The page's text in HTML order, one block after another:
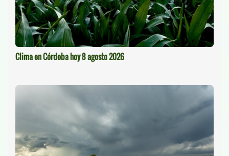
Clima en Córdoba hoy 8 agosto 2026